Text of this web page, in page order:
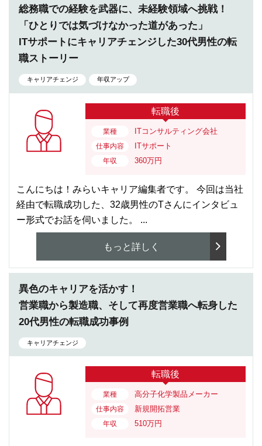
総務職での経験を武器に、未経験領域へ挑戦！
「ひとりでは気づけなかった道があった」
ITサポートにキャリアチェンジした30代男性の転
職ストーリー
キャリアチェンジ 年収アップ
転職後
業種 ITコンサルティング会社
仕事内容 ITサポート
年収 360万円
こんにちは！みらいキャリア編集者です。 今回は当社
経由で転職成功した、32歳男性のTさんにインタビュ
ー形式でお話を伺いました。 ...
もっと詳しく
異色のキャリアを活かす！
営業職から製造職、そして再度営業職へ転身した
20代男性の転職成功事例
キャリアチェンジ
転職後
業種 高分子化学製品メーカー
仕事内容 新規開拓営業
年収 510万円